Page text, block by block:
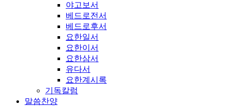
야고보서
베드로전서
베드로후서
요한일서
요한이서
요한삼서
유다서
요한계시록
기독칼럼
말씀찬양